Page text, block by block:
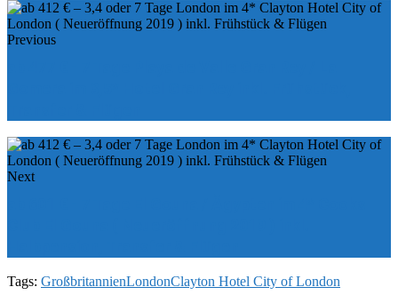
Previous
Next
Tags: GroßbritannienLondonClayton Hotel City of London